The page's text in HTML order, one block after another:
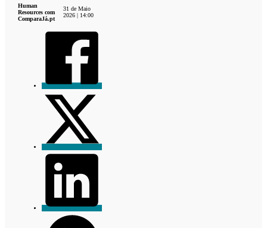
Human
Resources com
ComparaJá.pt
31 de Maio
2026 | 14:00